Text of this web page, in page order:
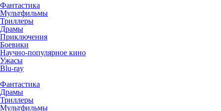
Фантастика
Мультфильмы
Триллеры
Драмы
Приключения
Боевики
Научно-популярное кино
Ужасы
Blu-ray
Фантастика
Драмы
Триллеры
Мультфильмы